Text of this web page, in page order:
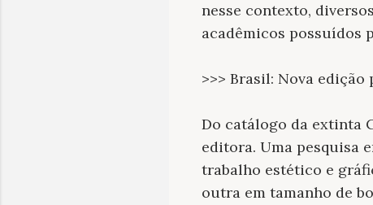
nesse contexto,
acadêmicos possuídos
>>> Brasil: Nova edição
Do catálogo da extinta
editora. Uma pesquisa
trabalho estético e
outra em tamanho de